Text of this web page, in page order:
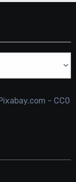
- CC0